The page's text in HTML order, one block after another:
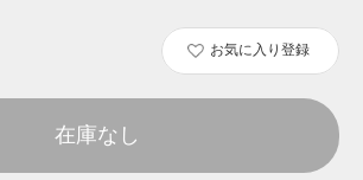
お気に入り登録
在庫なし